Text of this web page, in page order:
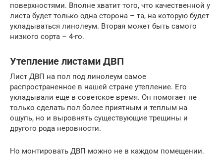
поверхностями. Вполне хватит того, что качественной у
листа будет только одна сторона – та, на которую будет
укладываться линолеум. Вторая может быть самого
низкого сорта – 4-го.
Утепление листами ДВП
Лист ДВП на пол под линолеум самое
распространенное в нашей стране утепление. Его
укладывали еще в советское время. Он помогает не
только сделать пол более приятным и теплым на
ощупь, но и выровнять существующие трещины и
другого рода неровности.
Но монтировать ДВП можно не в каждом помещении.